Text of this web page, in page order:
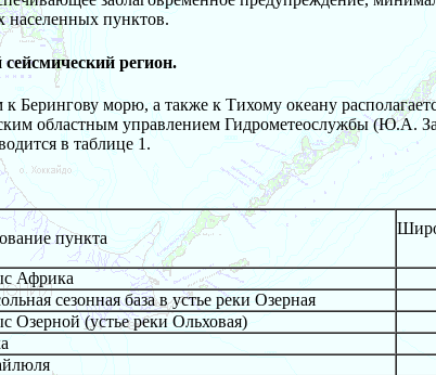
населенных пунктов.
регион.
морю, а также к Тихому океану
областным управлением Гидрометеослужбы (Ю.А.
в таблице 1.
пункта
Африка
сезонная база в устье реки Озерная
(устье реки Ольховая)